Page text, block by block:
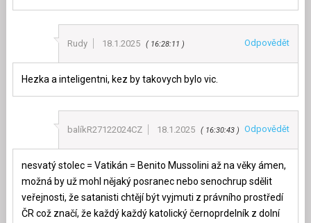
Rudy 18.1.2025 16:28:11 Odpovědět
Hezka a inteligentni, kez by takovych bylo vic.
balíkR27122024CZ 18.1.2025 16:30:43 Odpovědět
nesvatý stolec = Vatikán = Benito Mussolini až na věky ámen,
možná by už mohl nějaký posranec nebo senochrup sdělit
veřejnosti, že satanisti chtějí být vyjmuti z právního prostředí
ČR což značí, že každý každý katolický černoprdelník z dolní